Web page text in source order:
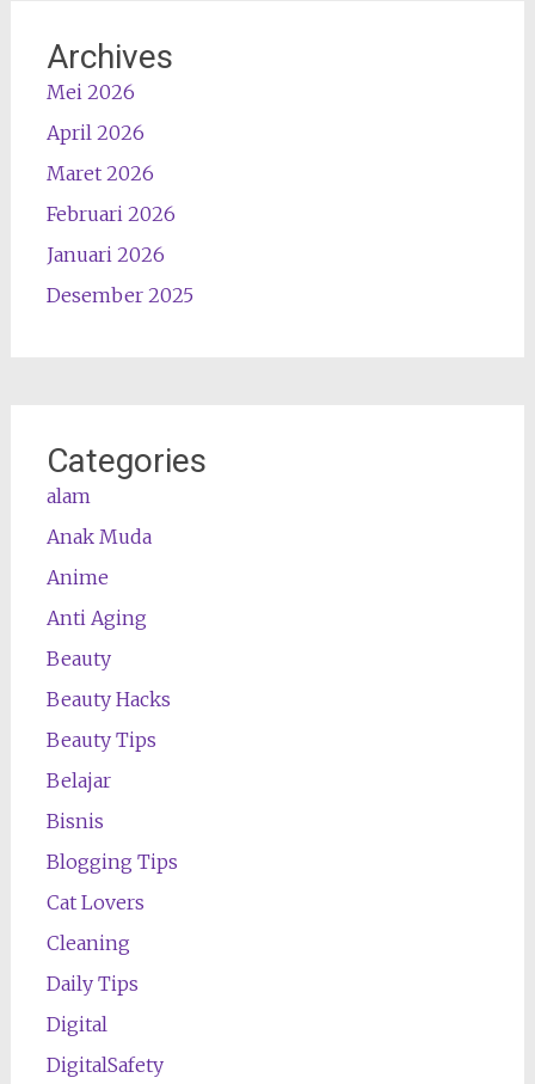
Archives
Mei 2026
April 2026
Maret 2026
Februari 2026
Januari 2026
Desember 2025
Categories
alam
Anak Muda
Anime
Anti Aging
Beauty
Beauty Hacks
Beauty Tips
Belajar
Bisnis
Blogging Tips
Cat Lovers
Cleaning
Daily Tips
Digital
DigitalSafety